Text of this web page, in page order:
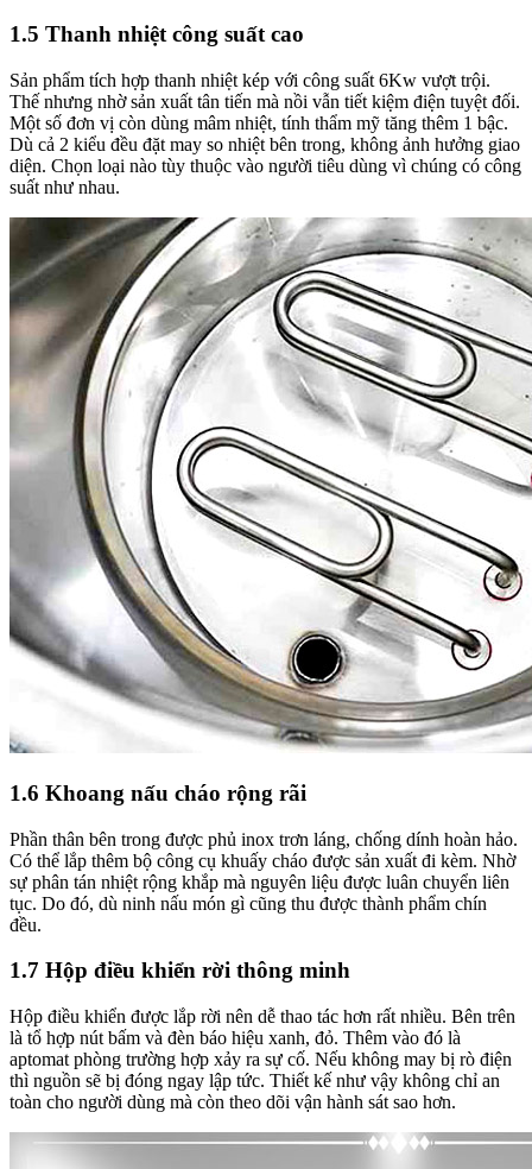
1.5 Thanh nhiệt công suất cao
Sản phẩm tích hợp thanh nhiệt kép với công suất 6Kw vượt trội.
Thế nhưng nhờ sản xuất tân tiến mà nồi vẫn tiết kiệm điện tuyệt đối.
Một số đơn vị còn dùng mâm nhiệt, tính thẩm mỹ tăng thêm 1 bậc.
Dù cả 2 kiểu đều đặt may so nhiệt bên trong, không ảnh hưởng giao
diện. Chọn loại nào tùy thuộc vào người tiêu dùng vì chúng có công
suất như nhau.
1.6 Khoang nấu cháo rộng rãi
Phần thân bên trong được phủ inox trơn láng, chống dính hoàn hảo.
Có thể lắp thêm bộ công cụ khuấy cháo được sản xuất đi kèm. Nhờ
sự phân tán nhiệt rộng khắp mà nguyên liệu được luân chuyển liên
tục. Do đó, dù ninh nấu món gì cũng thu được thành phẩm chín
đều.
1.7 Hộp điều khiển rời thông minh
Hộp điều khiển được lắp rời nên dễ thao tác hơn rất nhiều. Bên trên
là tổ hợp nút bấm và đèn báo hiệu xanh, đỏ. Thêm vào đó là
aptomat phòng trường hợp xảy ra sự cố. Nếu không may bị rò điện
thì nguồn sẽ bị đóng ngay lập tức. Thiết kế như vậy không chỉ an
toàn cho người dùng mà còn theo dõi vận hành sát sao hơn.